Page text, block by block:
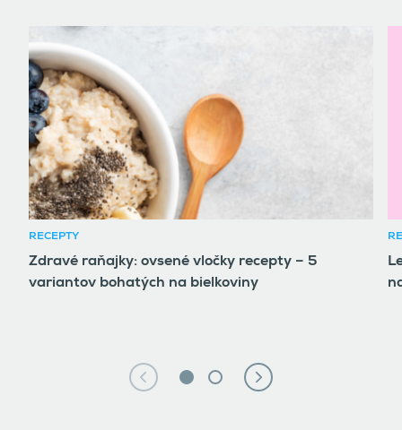
RECEPTY
Zdravé raňajky: ovsené vločky recepty – 5
variantov bohatých na bielkoviny